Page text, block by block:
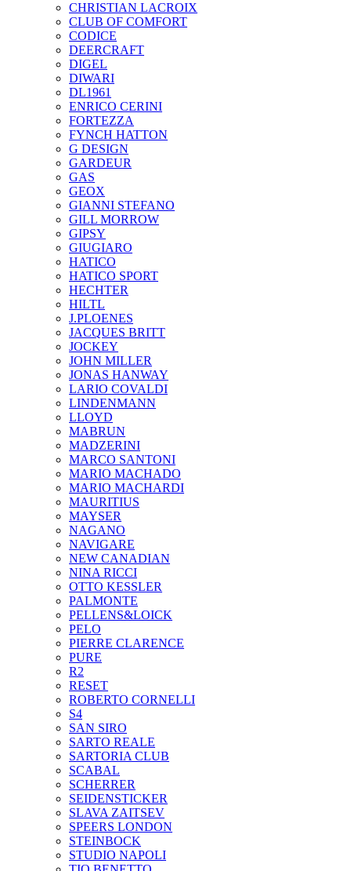
CHRISTIAN LACROIX
CLUB OF COMFORT
CODICE
DEERCRAFT
DIGEL
DIWARI
DL1961
ENRICO CERINI
FORTEZZA
FYNCH HATTON
G DESIGN
GARDEUR
GAS
GEOX
GIANNI STEFANO
GILL MORROW
GIPSY
GIUGIARO
HATICO
HATICO SPORT
HECHTER
HILTL
J.PLOENES
JAСQUES BRITT
JOCKEY
JOHN MILLER
JONAS HANWAY
LARIO COVALDI
LINDENMANN
LLOYD
MABRUN
MADZERINI
MARCO SANTONI
MARIO MACHADO
MARIO MACHARDI
MAURITIUS
MAYSER
NAGANO
NAVIGARE
NEW CANADIAN
NINA RICCI
OTTO KESSLER
PALMONTE
PELLENS&LOICK
PELO
PIERRE CLARENCE
PURE
R2
RESET
ROBERTO CORNELLI
S4
SAN SIRO
SARTO REALE
SARTORIA CLUB
SCABAL
SCHERRER
SEIDENSTICKER
SLAVA ZAITSEV
SPEERS LONDON
STEINBOCK
STUDIO NAPOLI